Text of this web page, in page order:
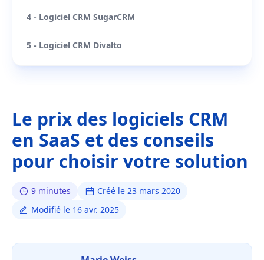
4 - Logiciel CRM SugarCRM
5 - Logiciel CRM Divalto
Le prix des logiciels CRM
en SaaS et des conseils
pour choisir votre solution
9 minutes
Créé le 23 mars 2020
Modifié le 16 avr. 2025